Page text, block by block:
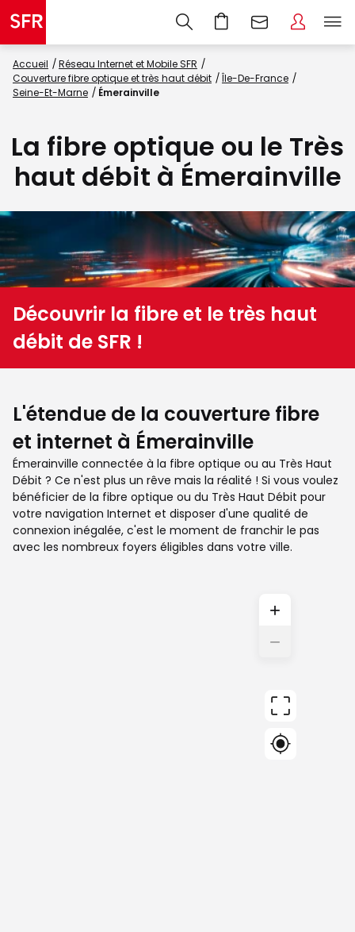
Accueil
Réseau Internet et Mobile SFR
Couverture fibre optique et très haut débit
Île-De-France
Seine-Et-Marne
Émerainville
La fibre optique ou le Très
haut débit à Émerainville
Découvrir la fibre et le très haut
débit de SFR !
L'étendue de la couverture fibre
et internet à Émerainville
Émerainville connectée à la fibre optique ou au Très Haut
Débit ? Ce n'est plus un rêve mais la réalité ! Si vous voulez
bénéficier de la fibre optique ou du Très Haut Débit pour
votre navigation Internet et disposer d'une qualité de
connexion inégalée, c'est le moment de franchir le pas
avec les nombreux foyers éligibles dans votre ville.
+
−